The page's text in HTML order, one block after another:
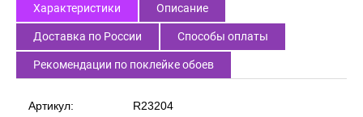
Характеристики Описание
Доставка по России Способы оплаты
Рекомендации по поклейке обоев
Артикул: R23204